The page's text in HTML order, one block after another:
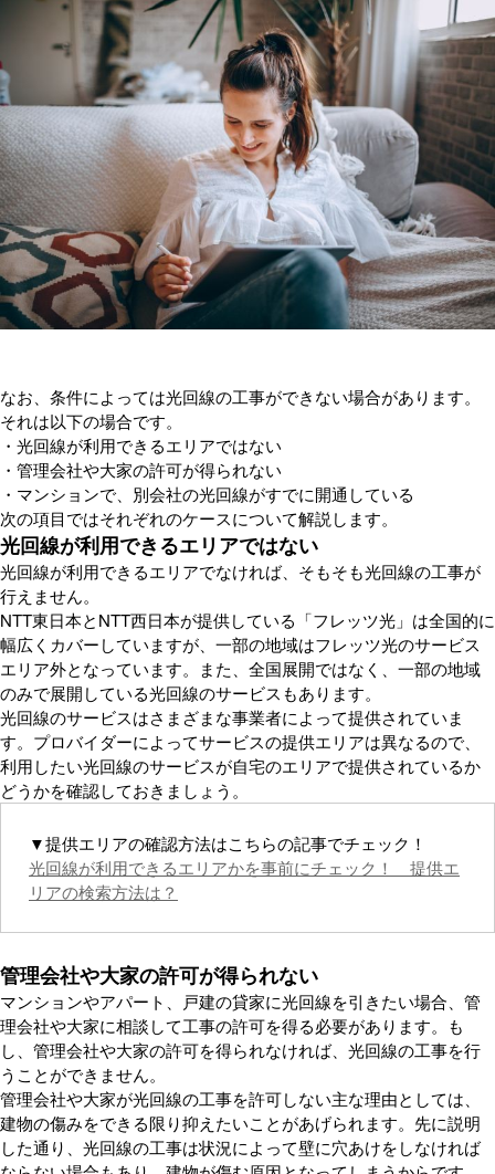
なお、条件によっては光回線の工事ができない場合があります。
それは以下の場合です。
・光回線が利用できるエリアではない
・管理会社や大家の許可が得られない
・マンションで、別会社の光回線がすでに開通している
次の項目ではそれぞれのケースについて解説します。
光回線が利用できるエリアではない
光回線が利用できるエリアでなければ、そもそも光回線の工事が
行えません。
NTT東日本とNTT西日本が提供している「フレッツ光」は全国的に
幅広くカバーしていますが、一部の地域はフレッツ光のサービス
エリア外となっています。また、全国展開ではなく、一部の地域
のみで展開している光回線のサービスもあります。
光回線のサービスはさまざまな事業者によって提供されていま
す。プロバイダーによってサービスの提供エリアは異なるので、
利用したい光回線のサービスが自宅のエリアで提供されているか
どうかを確認しておきましょう。
▼提供エリアの確認方法はこちらの記事でチェック！
光回線が利用できるエリアかを事前にチェック！ 提供エ
リアの検索方法は？
管理会社や大家の許可が得られない
マンションやアパート、戸建の貸家に光回線を引きたい場合、管
理会社や大家に相談して工事の許可を得る必要があります。も
し、管理会社や大家の許可を得られなければ、光回線の工事を行
うことができません。
管理会社や大家が光回線の工事を許可しない主な理由としては、
建物の傷みをできる限り抑えたいことがあげられます。先に説明
した通り、光回線の工事は状況によって壁に穴あけをしなければ